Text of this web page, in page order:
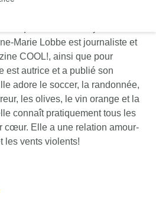
de littérature jeunesse au
Marie Lobbe est journaliste et
COOL!, ainsi que pour
est autrice et a publié son
adore le soccer, la randonnée,
les olives, le vin orange et la
connaît pratiquement tous les
cœur. Elle a une relation amour-
les vents violents!